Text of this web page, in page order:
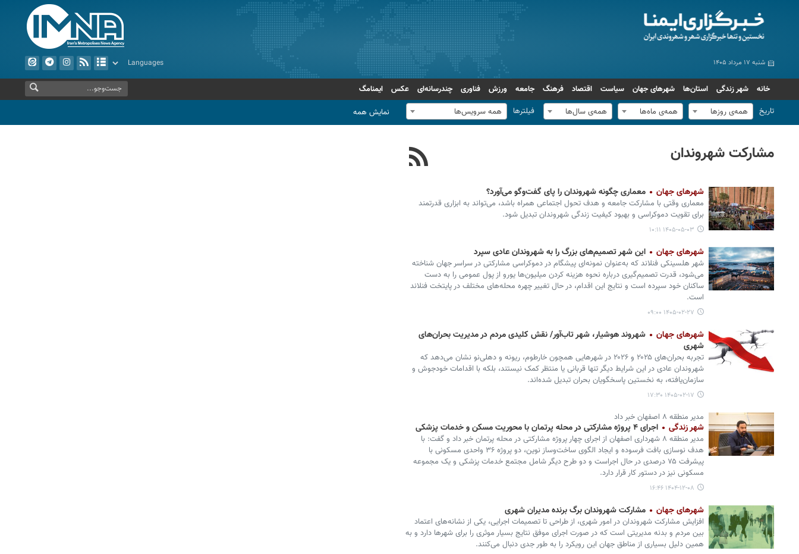
شنبه ۱۷ مرداد ۱۴۰۵
خانه شهر زندگی استان‌ها شهرهای جهان سیاست اقتصاد فرهنگ جامعه ورزش فناوری چندرسانه‌ای عکس
ایمنامگ
تاریخ
همه‌ی روزها همه‌ی ماه‌ها همه‌ی سال‌ها فیلترها همه سرویس‌ها نمایش همه
مشارکت شهروندان
شهرهای جهان معماری چگونه شهروندان را پای گفت‌وگو می‌آورد؟
معماری وقتی با مشارکت جامعه و هدف تحول اجتماعی همراه باشد، می‌تواند به ابزاری قدرتمند
برای تقویت دموکراسی و بهبود کیفیت زندگی شهروندان تبدیل شود.
۱۴۰۵-۰۵-۰۳ ۱۰:۱۱
شهرهای جهان این شهر تصمیم‌های بزرگ را به شهروندان عادی سپرد
شهر هلسینکی فنلاند که به‌عنوان نمونه‌ای پیشگام در دموکراسی مشارکتی در سراسر جهان شناخته
می‌شود، قدرت تصمیم‌گیری درباره نحوه هزینه کردن میلیون‌ها یورو از پول عمومی را به دست
ساکنان خود سپرده است و نتایج این اقدام، در حال تغییر چهره محله‌های مختلف در پایتخت فنلاند
است.
۱۴۰۵-۰۲-۲۷ ۰۹:۰۰
شهرهای جهان
شهروند هوشیار، شهر تاب‌آور/ نقش کلیدی مردم در مدیریت بحران‌های
شهری
تجربه بحران‌های ۲۰۲۵ و ۲۰۲۶ در شهرهایی همچون خارطوم، ریونه و دهلی‌نو نشان می‌دهد که
شهروندان عادی در این شرایط دیگر تنها قربانی یا منتظر کمک نیستند، بلکه با اقدامات خودجوش و
سازمان‌یافته، به نخستین پاسخگویان بحران تبدیل شده‌اند.
۱۴۰۵-۰۲-۱۷ ۱۷:۳۰
مدیر منطقه ۸ اصفهان خبر داد
شهر زندگی اجرای ۴ پروژه مشارکتی در محله پرتمان با محوریت مسکن و خدمات پزشکی
مدیر منطقه ۸ شهرداری اصفهان از اجرای چهار پروژه مشارکتی در محله پرتمان خبر داد و گفت: با
هدف نوسازی بافت فرسوده و ایجاد الگوی ساخت‌وساز نوین، دو پروژه ۳۶ واحدی مسکونی با
پیشرفت ۷۵ درصدی در حال اجراست و دو طرح دیگر شامل مجتمع خدمات پزشکی و یک مجموعه
مسکونی نیز در دستور کار قرار دارد.
۱۴۰۴-۱۲-۰۸ ۱۶:۴۶
شهرهای جهان مشارکت شهروندان برگ برنده مدیران شهری
افزایش مشارکت شهروندان در امور شهری، از طراحی تا تصمیمات اجرایی، یکی از نشانه‌های اعتماد
بین مردم و بدنه مدیریتی است که در صورت اجرای موفق نتایج بسیار موثری را برای شهرها دارد و به
همین دلیل بسیاری از مناطق جهان این رویکرد را به طور جدی دنبال می‌کنند.